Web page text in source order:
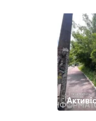
на Теремках,
жителів через
необхідності
будинків. …
Поділитися у